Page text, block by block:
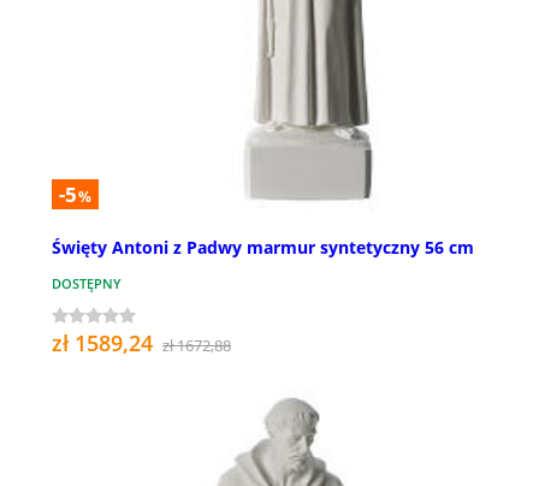
-5%
Święty Antoni z Padwy marmur syntetyczny 56 cm
DOSTĘPNY
zł 1589,24 zł 1672,88